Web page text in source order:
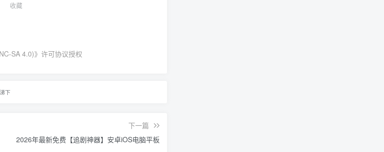
收藏
SA 4.0)》许可协议授权
下
下一篇
2026年最新免费【追剧神器】安卓iOS电脑平板